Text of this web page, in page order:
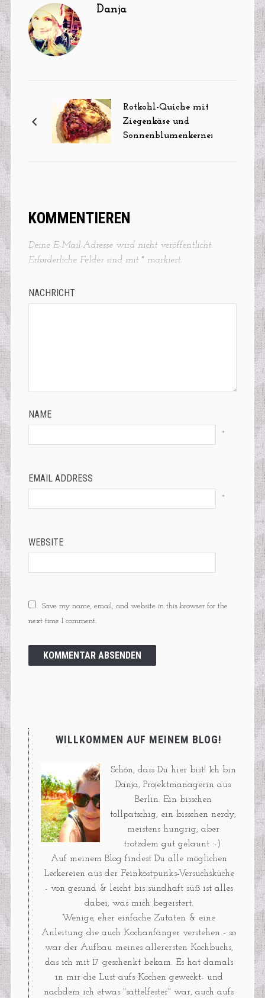
Danja
Rotkohl-Quiche mit
Ziegenkäse und
Sonnenblumenkernen
KOMMENTIEREN
Deine E-Mail-Adresse wird nicht veröffentlicht.
Erforderliche Felder sind mit *markiert.
NACHRICHT
NAME
*
EMAIL ADDRESS
*
WEBSITE
Save my name, email, and website in this browser for the
next time I comment.
WILLKOMMEN AUF MEINEM BLOG!
Schön, dass Du hier bist! Ich bin
Danja, Projektmanagerin aus
Berlin. Ein bisschen
tollpatschig, ein bisschen nerdy,
meistens hungrig, aber
trotzdem gut gelaunt :-).
Auf meinem Blog findest Du alle möglichen
Leckereien aus der Feinkostpunks-Versuchsküche
- von gesund & leicht bis sündhaft süß ist alles
dabei, was mich begeistert.
Wenige, eher einfache Zutaten & eine
Anleitung die auch Kochanfänger verstehen - so
war der Aufbau meines allerersten Kochbuchs,
das ich mit 17 geschenkt bekam. Es hat damals
in mir die Lust aufs Kochen geweckt- und
nachdem ich etwas "sattelfester" war, auch aufs